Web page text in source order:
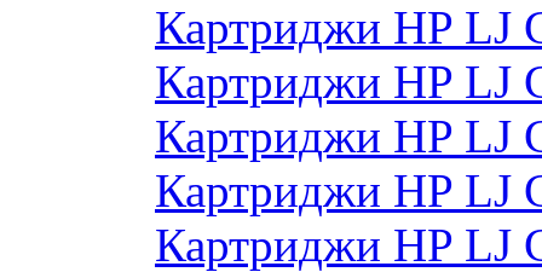
Картриджи HP LJ
Картриджи HP LJ
Картриджи HP LJ
Картриджи HP LJ
Картриджи HP LJ